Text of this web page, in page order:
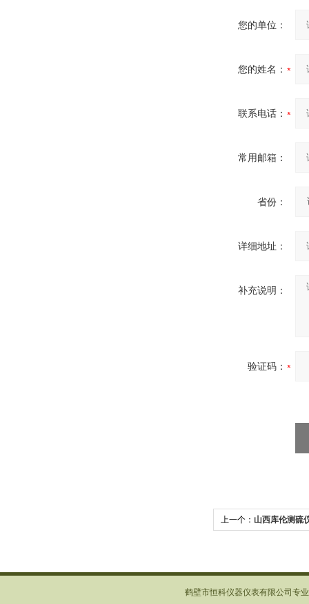
您的单位：
您的姓名：
联系电话：
常用邮箱：
省份：
详细地址：
补充说明：
验证码：
上一个： 山西库伦测硫
鹤壁市恒科仪器仪表有限公司专